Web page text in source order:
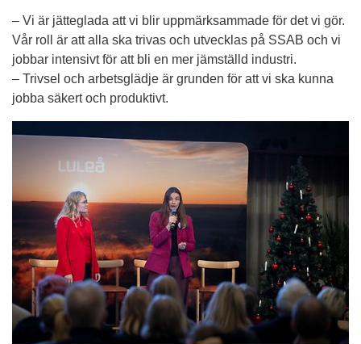
– Vi är jätteglada att vi blir uppmärksammade för det vi gör.
Vår roll är att alla ska trivas och utvecklas på SSAB och vi
jobbar intensivt för att bli en mer jämställd industri.
– Trivsel och arbetsglädje är grunden för att vi ska kunna
jobba säkert och produktivt.